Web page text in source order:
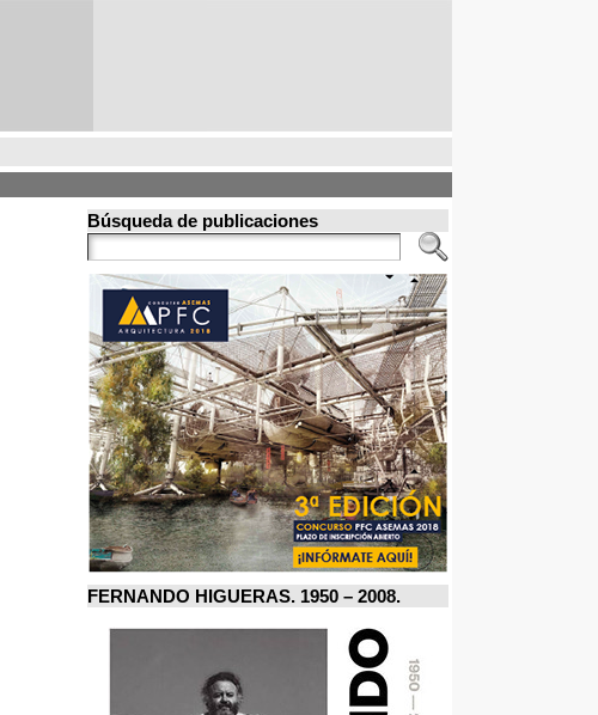
Búsqueda de publicaciones
FERNANDO HIGUERAS. 1950 – 2008.